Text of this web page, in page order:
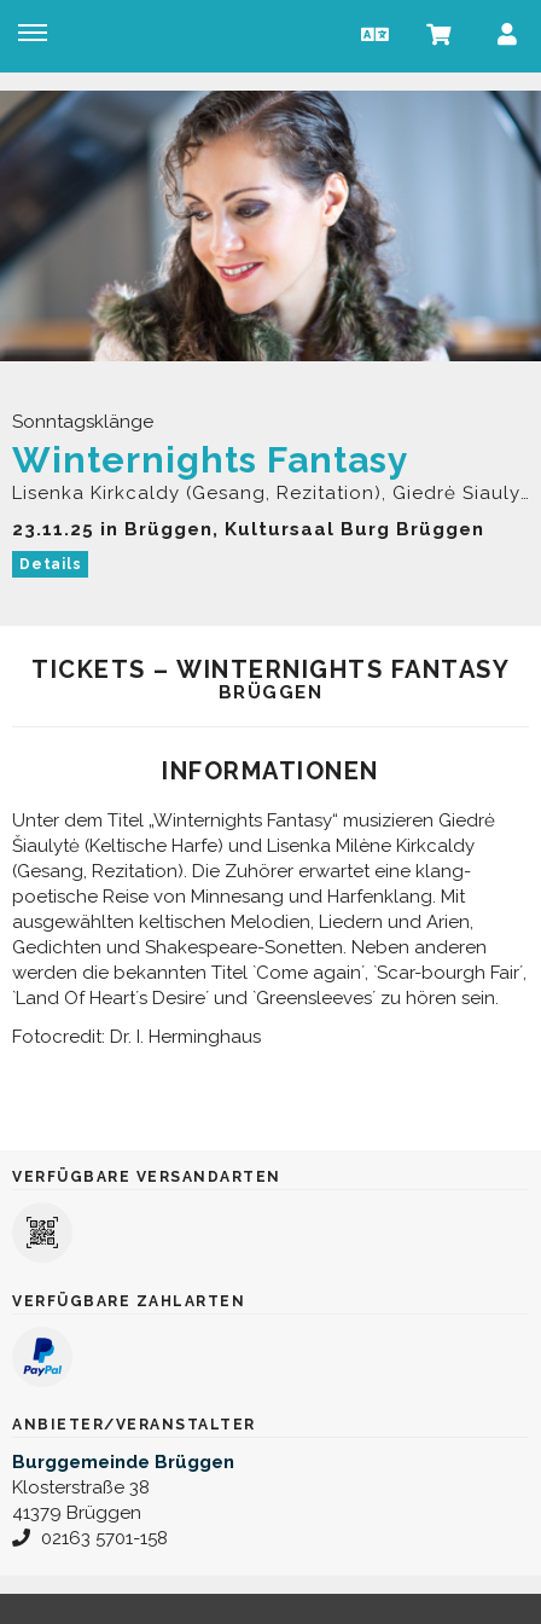
Sonntagsklänge
Winternights Fantasy
Lisenka Kirkcaldy (Gesang, Rezitation), Giedrė Šiaulytė (keltische Harfe)
23.11.25 in Brüggen, Kultursaal Burg Brüggen
Details
TICKETS – WINTERNIGHTS FANTASY
BRÜGGEN
INFORMATIONEN
Unter dem Titel „Winternights Fantasy“ musizieren Giedrė
Šiaulytė (Keltische Harfe) und Lisenka Milène Kirkcaldy
(Gesang, Rezitation). Die Zuhörer erwartet eine klang-
poetische Reise von Minnesang und Harfenklang. Mit
ausgewählten keltischen Melodien, Liedern und Arien,
Gedichten und Shakespeare-Sonetten. Neben anderen
werden die bekannten Titel `Come again´, `Scar-bourgh Fair´,
`Land Of Heart´s Desire´ und `Greensleeves´ zu hören sein.
Fotocredit: Dr. I. Herminghaus
VERFÜGBARE VERSANDARTEN
VERFÜGBARE ZAHLARTEN
ANBIETER/VERANSTALTER
Burggemeinde Brüggen
Klosterstraße 38
41379 Brüggen
02163 5701-158